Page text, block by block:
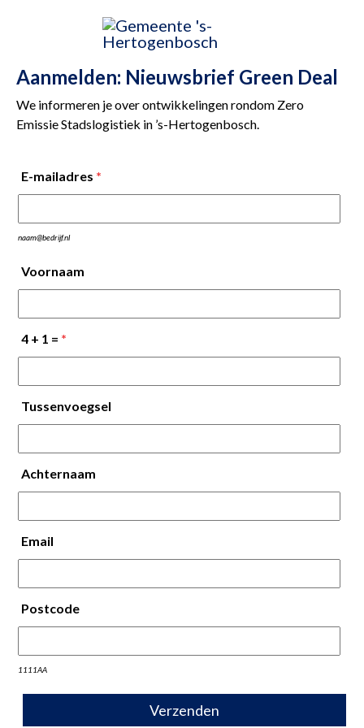
Aanmelden: Nieuwsbrief Green Deal
We informeren je over ontwikkelingen rondom Zero
Emissie Stadslogistiek in ’s-Hertogenbosch.
E-mailadres *
naam@bedrijf.nl
Voornaam
4 + 1 = *
Tussenvoegsel
Achternaam
Email
Postcode
1111AA